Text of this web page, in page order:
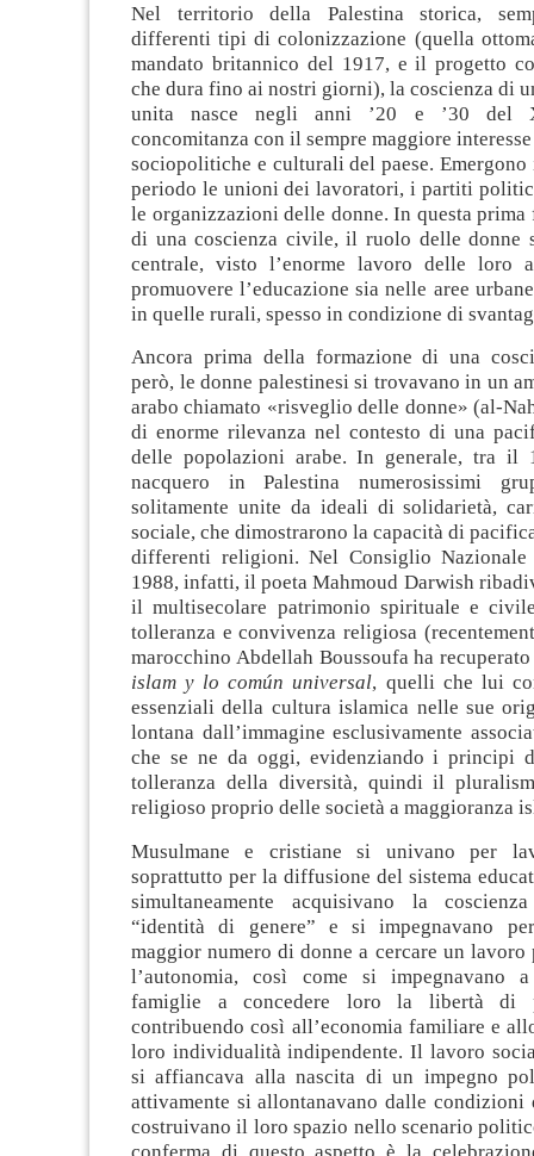
Nel territorio della Palestina storica,
differenti tipi di colonizzazione (quella
mandato britannico del 1917, e il progetto
che dura fino ai nostri giorni), la coscienza di
unita nasce negli anni ’20 e ’30 del
concomitanza con il sempre maggiore
sociopolitiche e culturali del paese.
periodo le unioni dei lavoratori, i partiti
le organizzazioni delle donne. In questa
di una coscienza civile, il ruolo delle donne
centrale, visto l’enorme lavoro delle loro
promuovere l’educazione sia nelle aree
in quelle rurali, spesso in condizione di
Ancora prima della formazione di una
però, le donne palestinesi si trovavano in un
arabo chiamato «risveglio delle donne» (al-
di enorme rilevanza nel contesto di una
delle popolazioni arabe. In generale, tra il
nacquero in Palestina numerosissimi
solitamente unite da ideali di solidarietà,
sociale, che dimostrarono la capacità di
differenti religioni. Nel Consiglio Nazionale
1988, infatti, il poeta Mahmoud Darwish ribadi
il multisecolare patrimonio spirituale e
tolleranza e convivenza religiosa
marocchino Abdellah Boussoufa ha
islam y lo común universal, quelli che lui
essenziali della cultura islamica nelle sue
lontana dall’immagine esclusivamente
che se ne da oggi, evidenziando i principi
tolleranza della diversità, quindi il
religioso proprio delle società a maggioranza
Musulmane e cristiane si univano per
soprattutto per la diffusione del sistema
simultaneamente acquisivano la
“identità di genere” e si impegnavano
maggior numero di donne a cercare un lavoro
l’autonomia, così come si impegnavano
famiglie a concedere loro la libertà di
contribuendo così all’economia familiare e
loro individualità indipendente. Il lavoro
si affiancava alla nascita di un impegno
attivamente si allontanavano dalle condizioni
costruivano il loro spazio nello scenario
conferma di questo aspetto è la